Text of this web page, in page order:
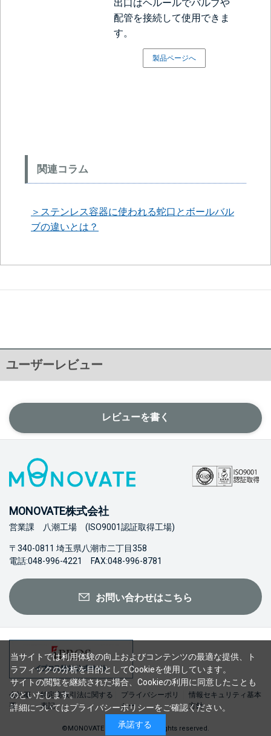
出口はヘルールでバルブや
配管を接続して使用できま
す。
製品ページへ
関連コラム
＞ステンレス容器に使われる蛇口とボールバル
ブの違いとは？
ユーザーレビュー
レビューを書く
MONOVATE株式会社
営業課 八潮工場 (ISO9001認証取得工場)
〒340-0811 埼玉県八潮市二丁目358
電話:048-996-4221 FAX:048-996-8781
お問い合わせはこちら
会社概
要
特定商取引法に関する
表記
プライバシーポリ
シー
情報セキュリティ基本
方針
©MONOVATE Co., Ltd. 2023 All rights reserved.
当サイトでは利用体験の向上およびコンテンツの最適な提供、ト
ラフィックの分析を目的としてCookieを使用しています。
サイトの閲覧を継続された場合、Cookieの利用に同意したことも
のといたします。
詳細についてはプライバシーポリシーをご確認ください。
承諾する